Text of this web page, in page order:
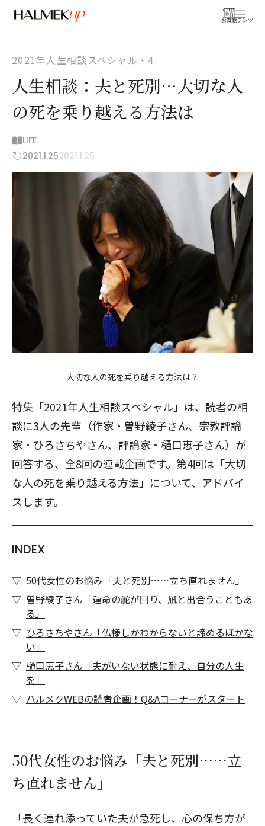
お買物
コンテンツ
2021年人生相談スペシャル・4
人生相談：夫と死別…大切な人
の死を乗り越える方法は
LIFE
2021.1.252021.1.25
大切な人の死を乗り越える方法は？
特集「2021年人生相談スペシャル」は、読者の相
談に3人の先輩（作家・曽野綾子さん、宗教評論
家・ひろさちやさん、評論家・樋口恵子さん）が
回答する、全8回の連載企画です。第4回は「大切
な人の死を乗り越える方法」について、アドバイ
スします。
INDEX
50代女性のお悩み「夫と死別……立ち直れません」
曽野綾子さん「運命の舵が回り、凪と出合うこともあ
る」
ひろさちやさん「仏様しかわからないと諦めるほかな
い」
樋口恵子さん「夫がいない状態に耐え、自分の人生
を」
ハルメクWEBの読者企画！Q&Aコーナーがスタート
50代女性のお悩み「夫と死別……立
ち直れません」
「長く連れ添っていた夫が急死し、心の保ち方が